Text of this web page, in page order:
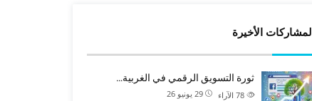
المشاركات الأخيرة
ثورة التسويق الرقمي في الغربية…
29 يونيو 26 الآراء